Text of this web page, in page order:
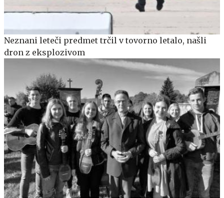
Neznani leteči predmet trčil v tovorno letalo, našli
dron z eksplozivom